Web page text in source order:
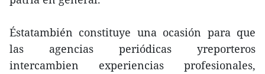
Éstatambién constituye una ocasión para que
las agencias periódicas yreporteros
intercambien experiencias profesionales,